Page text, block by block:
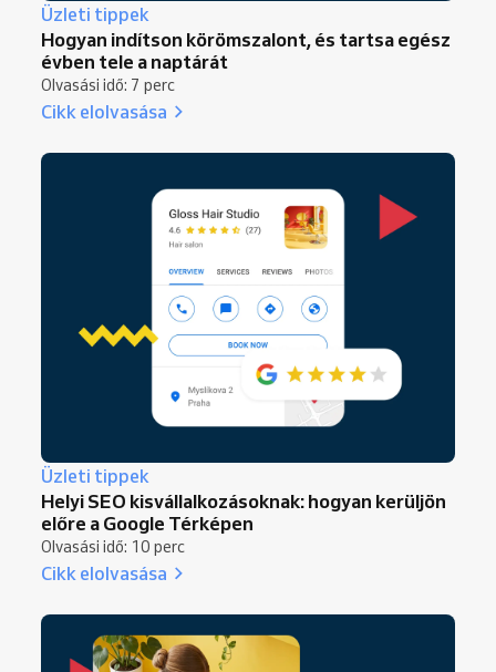
Üzleti tippek
Hogyan indítson körömszalont, és tartsa egész
évben tele a naptárát
Olvasási idő: 7 perc
Cikk elolvasása
Üzleti tippek
Helyi SEO kisvállalkozásoknak: hogyan kerüljön
előre a Google Térképen
Olvasási idő: 10 perc
Cikk elolvasása